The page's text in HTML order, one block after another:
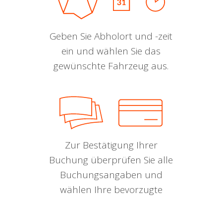
Geben Sie Abholort und -zeit
ein und wählen Sie das
gewünschte Fahrzeug aus.
Zur Bestätigung Ihrer
Buchung überprüfen Sie alle
Buchungsangaben und
wählen Ihre bevorzugte